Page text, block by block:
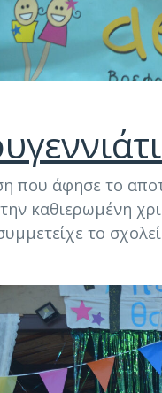
που άφησε το
καθιερωμένη
το